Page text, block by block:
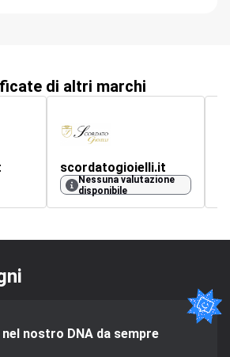
di altri marchi
scordatogioielli.it
Nessuna valutazione
disponibile
nostro DNA da sempre